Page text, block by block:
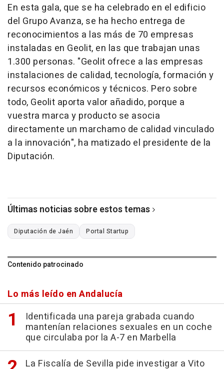
En esta gala, que se ha celebrado en el edificio
del Grupo Avanza, se ha hecho entrega de
reconocimientos a las más de 70 empresas
instaladas en Geolit, en las que trabajan unas
1.300 personas. "Geolit ofrece a las empresas
instalaciones de calidad, tecnología, formación y
recursos económicos y técnicos. Pero sobre
todo, Geolit aporta valor añadido, porque a
vuestra marca y producto se asocia
directamente un marchamo de calidad vinculado
a la innovación", ha matizado el presidente de la
Diputación.
Últimas noticias sobre estos temas
Diputación de Jaén Portal Startup
Contenido patrocinado
Lo más leído en Andalucía
Identificada una pareja grabada cuando
mantenían relaciones sexuales en un coche
que circulaba por la A-7 en Marbella
La Fiscalía de Sevilla pide investigar a Vito